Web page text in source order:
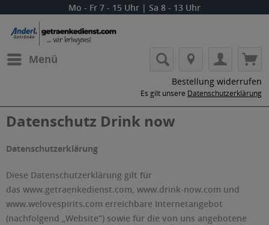
Mo - Fr 7 - 15 Uhr | Sa 8 - 13 Uhr
Menü
Bestellung widerrufen
Es gilt unsere Datenschutzerklärung
Datenschutz Drink now
Datenschutzerklärung
Diese Datenschutzerklärung gilt für
das www.getraenkedienst.com, www.drink-now.com und
www.welovespirits.com erreichbare Internetangebot
(nachfolgend „Website“) sowie für die von uns angebotene